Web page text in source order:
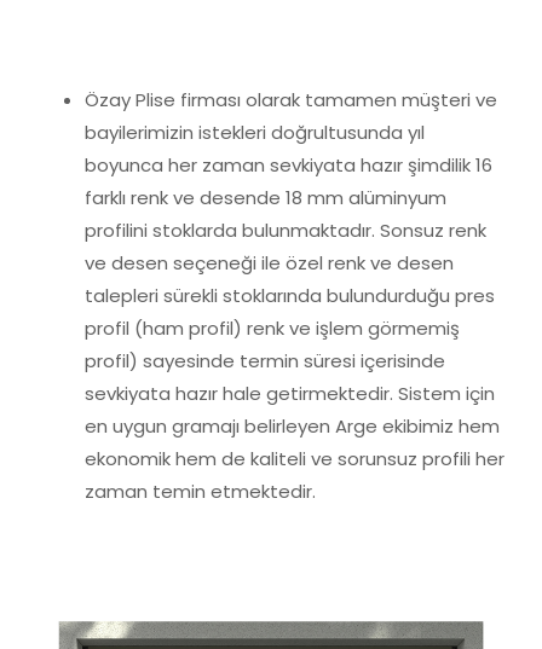
Özay Plise firması olarak tamamen müşteri ve
bayilerimizin istekleri doğrultusunda yıl
boyunca her zaman sevkiyata hazır şimdilik 16
farklı renk ve desende 18 mm alüminyum
profilini stoklarda bulunmaktadır. Sonsuz renk
ve desen seçeneği ile özel renk ve desen
talepleri sürekli stoklarında bulundurduğu pres
profil (ham profil) renk ve işlem görmemiş
profil) sayesinde termin süresi içerisinde
sevkiyata hazır hale getirmektedir. Sistem için
en uygun gramajı belirleyen Arge ekibimiz hem
ekonomik hem de kaliteli ve sorunsuz profili her
zaman temin etmektedir.